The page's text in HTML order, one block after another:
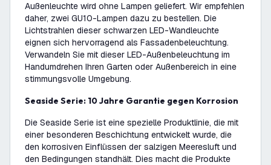
Außenleuchte wird ohne Lampen geliefert. Wir empfehlen
daher, zwei GU10-Lampen dazu zu bestellen. Die
Lichtstrahlen dieser schwarzen LED-Wandleuchte
eignen sich hervorragend als Fassadenbeleuchtung.
Verwandeln Sie mit dieser LED-Außenbeleuchtung im
Handumdrehen Ihren Garten oder Außenbereich in eine
stimmungsvolle Umgebung.
Seaside Serie: 10 Jahre Garantie gegen Korrosion
Die Seaside Serie ist eine spezielle Produktlinie, die mit
einer besonderen Beschichtung entwickelt wurde, die
den korrosiven Einflüssen der salzigen Meeresluft und
den Bedingungen standhält. Dies macht die Produkte